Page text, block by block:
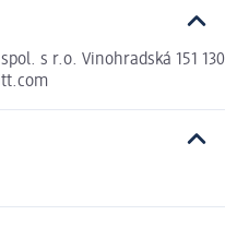
s r.o. Vinohradská 151 130